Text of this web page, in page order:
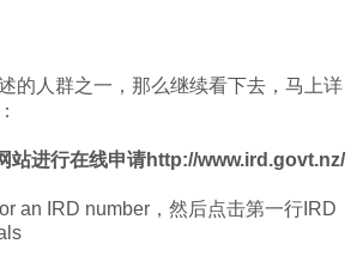
的人群之一，那么继续看下去，马上详
站进行在线申请http://www.ird.govt.nz/
an IRD number，然后点击第一行IRD